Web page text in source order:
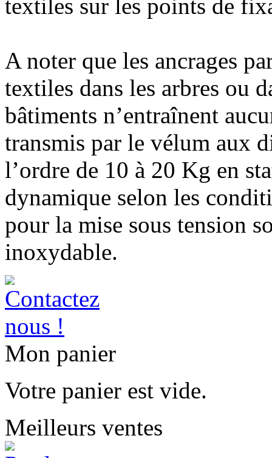
textiles sur les points de
A noter que les ancrages
textiles dans les arbres ou
bâtiments n’entraînent
transmis par le vélum aux
l’ordre de 10 à 20 Kg en
dynamique selon les
pour la mise sous tension
inoxydable.
Mon panier
Votre panier est vide.
Meilleurs ventes